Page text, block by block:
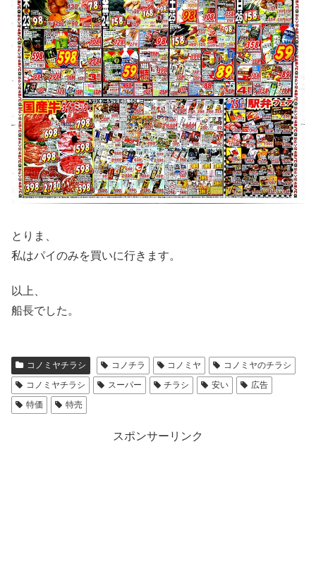
とりま、
私はパイのみを買いに行きます。
以上、
船長でした。
コノミヤチラシ コノチラ コノミヤ
コノミヤのチラシ
コノミヤチラシ
スーパー チラシ 安い
広告
特価
特売
スポンサーリンク